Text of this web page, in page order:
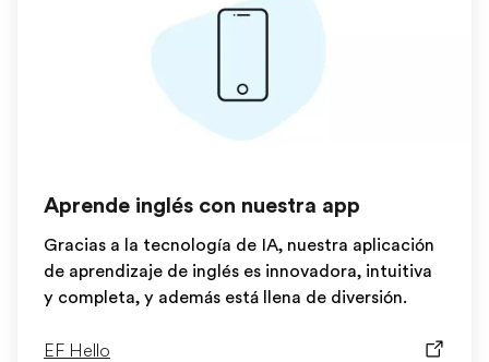
Aprende inglés con nuestra app
Gracias a la tecnología de IA, nuestra aplicación
de aprendizaje de inglés es innovadora, intuitiva
y completa, y además está llena de diversión.
EF Hello